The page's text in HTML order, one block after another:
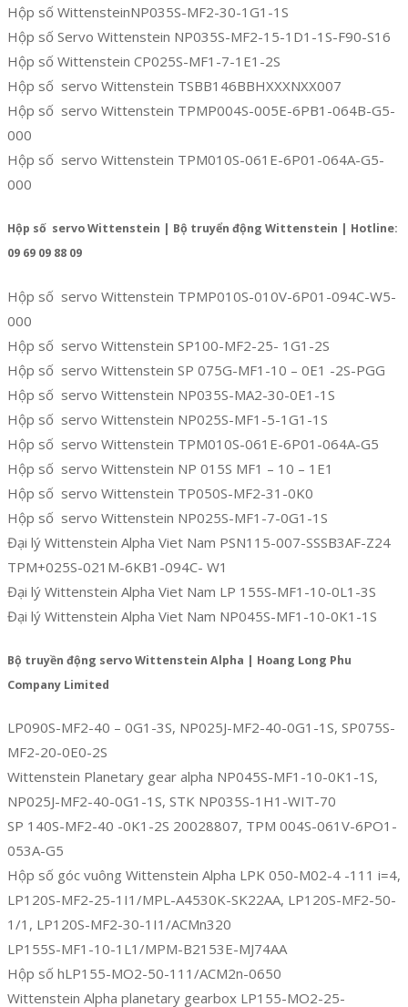
Hộp số WittensteinNP035S-MF2-30-1G1-1S
Hộp số Servo Wittenstein NP035S-MF2-15-1D1-1S-F90-S16
Hộp số Wittenstein CP025S-MF1-7-1E1-2S
Hộp số servo Wittenstein TSBB146BBHXXXNXX007
Hộp số servo Wittenstein TPMP004S-005E-6PB1-064B-G5-
000
Hộp số servo Wittenstein TPM010S-061E-6P01-064A-G5-
000
Hộp số servo Wittenstein | Bộ truyển động Wittenstein | Hotline:
09 69 09 88 09
Hộp số servo Wittenstein TPMP010S-010V-6P01-094C-W5-
000
Hộp số servo Wittenstein SP100-MF2-25- 1G1-2S
Hộp số servo Wittenstein SP 075G-MF1-10 – 0E1 -2S-PGG
Hộp số servo Wittenstein NP035S-MA2-30-0E1-1S
Hộp số servo Wittenstein NP025S-MF1-5-1G1-1S
Hộp số servo Wittenstein TPM010S-061E-6P01-064A-G5
Hộp số servo Wittenstein NP 015S MF1 – 10 – 1E1
Hộp số servo Wittenstein TP050S-MF2-31-0K0
Hộp số servo Wittenstein NP025S-MF1-7-0G1-1S
Đại lý Wittenstein Alpha Viet Nam PSN115-007-SSSB3AF-Z24
TPM+025S-021M-6KB1-094C- W1
Đại lý Wittenstein Alpha Viet Nam LP 155S-MF1-10-0L1-3S
Đại lý Wittenstein Alpha Viet Nam NP045S-MF1-10-0K1-1S
Bộ truyền động servo Wittenstein Alpha | Hoang Long Phu
Company Limited
LP090S-MF2-40 – 0G1-3S, NP025J-MF2-40-0G1-1S, SP075S-
MF2-20-0E0-2S
Wittenstein Planetary gear alpha NP045S-MF1-10-0K1-1S,
NP025J-MF2-40-0G1-1S, STK NP035S-1H1-WIT-70
SP 140S-MF2-40 -0K1-2S 20028807, TPM 004S-061V-6PO1-
053A-G5
Hộp số góc vuông Wittenstein Alpha LPK 050-M02-4 -111 i=4,
LP120S-MF2-25-1I1/MPL-A4530K-SK22AA, LP120S-MF2-50-
1/1, LP120S-MF2-30-1I1/ACMn320
LP155S-MF1-10-1L1/MPM-B2153E-MJ74AA
Hộp số hLP155-MO2-50-111/ACM2n-0650
Wittenstein Alpha planetary gearbox LP155-MO2-25-